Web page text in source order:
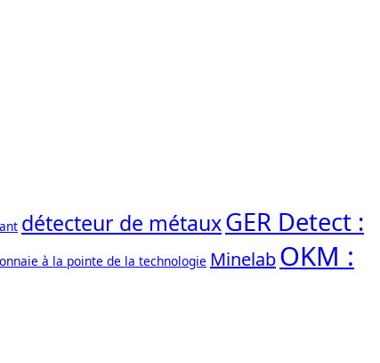
détecteur de métauxGER Detect :
à la pointe de la technologie MinelabOKM :